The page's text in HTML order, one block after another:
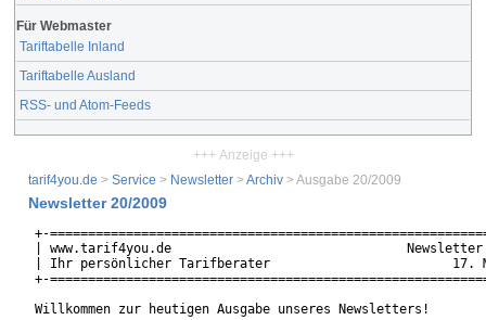
Für Webmaster
Tariftabelle Inland
Tariftabelle Ausland
RSS- und Atom-Feeds
+++ Anzeige +++
tarif4you.de > Service > Newsletter >Archiv > Ausgabe 20/2009
Newsletter 20/2009
+-
| www.tarif4you.de                               Newsletter
| Ihr persönlicher Tarifberater                        17.
+-
Willkommen zur heutigen Ausgabe unseres Newsletters!